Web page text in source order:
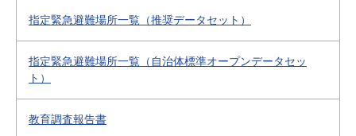
指定緊急避難場所一覧（推奨データセット）
指定緊急避難場所一覧（自治体標準オープンデータセッ
ト）
教育調査報告書